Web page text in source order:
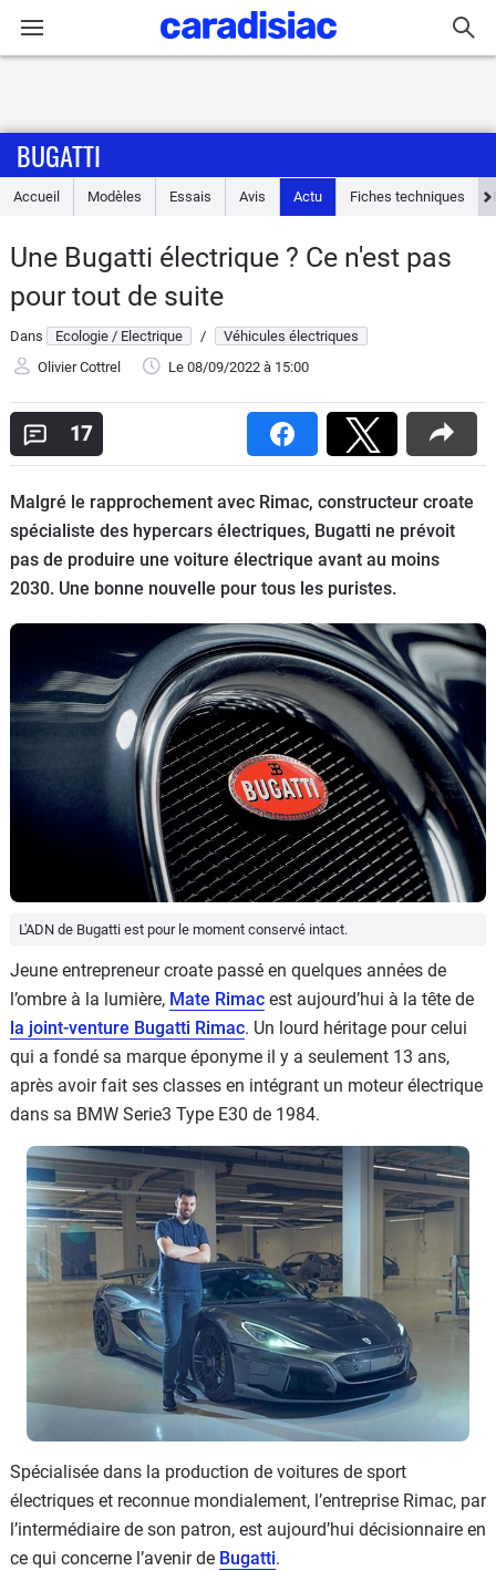
Accueil
Essais
Guide
d'achat
Electriques
Utilitaires
Flottes
Auto
Moto
Marques
BUGATTI
Accueil Modèles Essais Avis Actu Fiches techniques
Une Bugatti électrique ? Ce n'est pas
pour tout de suite
Dans Ecologie / Electrique /
Véhicules électriques
Olivier Cottrel
Le 08/09/2022 à 15:00
17
Malgré le rapprochement avec Rimac, constructeur croate
spécialiste des hypercars électriques, Bugatti ne prévoit
pas de produire une voiture électrique avant au moins
2030. Une bonne nouvelle pour tous les puristes.
L'ADN de Bugatti est pour le moment conservé intact.
Jeune entrepreneur croate passé en quelques années de
l’ombre à la lumière, Mate Rimac est aujourd’hui à la tête de
la joint-venture Bugatti Rimac. Un lourd héritage pour celui
qui a fondé sa marque éponyme il y a seulement 13 ans,
après avoir fait ses classes en intégrant un moteur électrique
dans sa BMW Serie3 Type E30 de 1984.
Spécialisée dans la production de voitures de sport
électriques et reconnue mondialement, l’entreprise Rimac, par
l’intermédiaire de son patron, est aujourd’hui décisionnaire en
ce qui concerne l’avenir de Bugatti.